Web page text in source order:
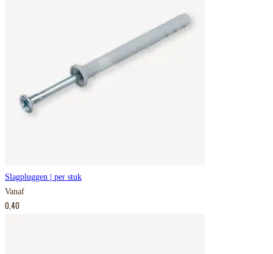
Slagpluggen | per stuk
Vanaf
0,40